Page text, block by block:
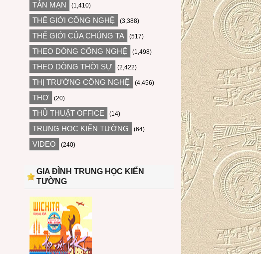
TẢN MẠN (1,410)
THẾ GIỚI CÔNG NGHỆ (3,388)
THẾ GIỚI CỦA CHÚNG TA (517)
THEO DÒNG CÔNG NGHỆ (1,498)
THEO DÒNG THỜI SỰ (2,422)
THỊ TRƯỜNG CÔNG NGHỆ (4,456)
THƠ (20)
THỦ THUẬT OFFICE (14)
TRUNG HỌC KIẾN TƯỜNG (64)
VIDEO (240)
GIA ĐÌNH TRUNG HỌC KIẾN
TƯỜNG